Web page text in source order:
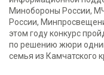
Минобороны России,
России,
этом году конкурс
по решению жюри
семья из Камчатского